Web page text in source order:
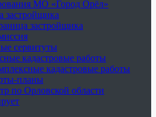
МО «Город Орёл»
застройщика
застройщика
сервитуты
кадастровые работы
кадастровые работы
планы
по Орловской области